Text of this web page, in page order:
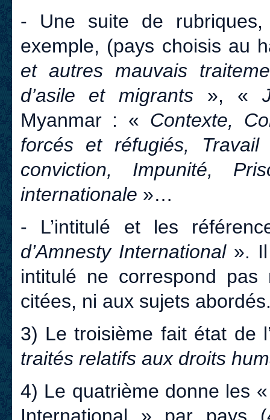
- Une suite de
exemple, (pays choisis au
et autres mauvais
d’asile et migrants », «
Myanmar : « Contexte,
forcés et réfugiés,
conviction, Impunité,
internationale »…
- L’intitulé et les
d’Amnesty International ».
intitulé ne correspond pas
citées, ni aux sujets
3) Le troisième fait état de
traités relatifs aux droits
4) Le quatrième donne les